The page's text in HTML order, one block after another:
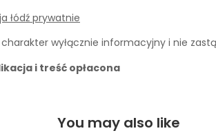
łódź prywatnie
wyłącznie informacyjny i nie
i treść opłacona
You may also like